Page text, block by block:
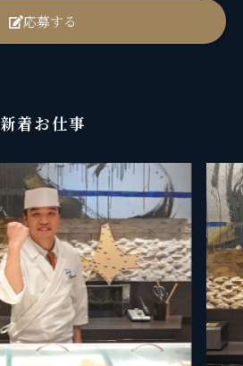
応募する
新着お仕事